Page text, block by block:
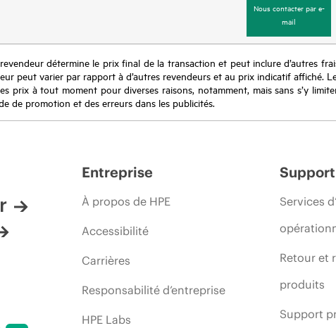
Nous contacter par e-
mail
détermine le prix final de la transaction et peut inclure d’autres
peut varier par rapport à d’autres revendeurs et au prix indicatif affiché.
prix à tout moment pour diverses raisons, notamment, mais sans s’y
de promotion et des erreurs dans les publicités.
Entreprise
À propos de HPE
Accessibilité
Carrières
Responsabilité d’entreprise
HPE Labs
Support
Services
Retour et
produits
Support